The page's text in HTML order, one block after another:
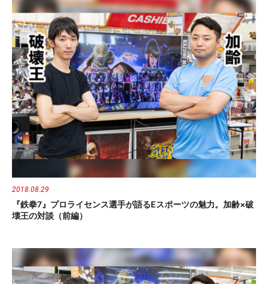
2018.08.29
『鉄拳7』プロライセンス選手が語るeスポーツの魅力。加齢×破
壊王の対談（前編）